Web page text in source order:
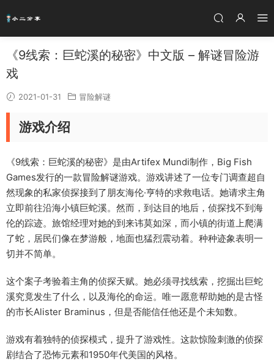
《9线索：巨蛇溪的秘密》中文版 – 解谜冒险游
戏
2021-01-31 冒险解谜
游戏介绍
《9线索：巨蛇溪的秘密》是由Artifex Mundi制作，Big Fish
Games发行的一款冒险解谜游戏。游戏讲述了一位专门调查超自
然现象的私家侦探接到了朋友海伦·亨特的求救电话。她请求主角
立即前往沿海小镇巨蛇溪。然而，到达目的地后，侦探找不到海
伦的踪迹。旅馆经理对她的到来讳莫如深，而小镇的街道上爬满
了蛇，居民们像在梦游般，地面也猛烈震动着。种种迹象表明一
切并不简单。
这个案子考验着主角的侦探天赋。她必须寻找线索，挖掘出巨蛇
溪究竟发生了什么，以及海伦的命运。唯一愿意帮助她的是古怪
的市长Alister Braminus，但是否能信任他还是个未知数。
游戏有着独特的侦探模式，提升了游戏性。这款惊险刺激的侦探
剧结合了恐怖元素和1950年代美国的风格。